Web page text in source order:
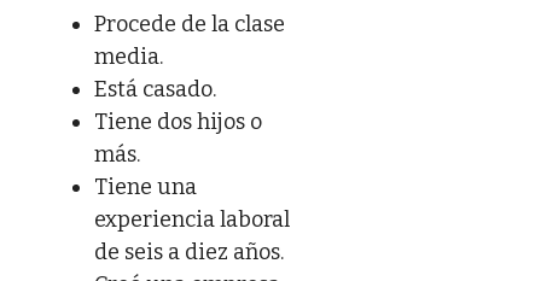
Procede de la clase
media.
Está casado.
Tiene dos hijos o
más.
Tiene una
experiencia laboral
de seis a diez años.